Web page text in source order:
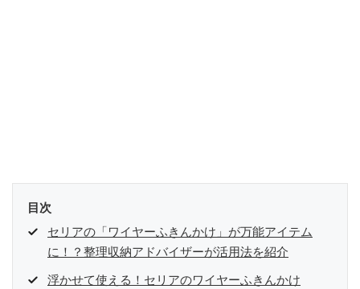
目次
セリアの「ワイヤーふきんかけ」が万能アイテム
に！？整理収納アドバイザーが活用法を紹介
浮かせて使える！セリアのワイヤーふきんかけ